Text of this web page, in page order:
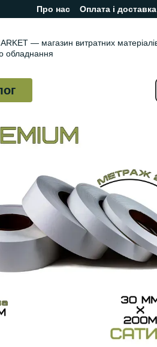
контенту
Про нас Оплата і доставка
Відгуки про магазин